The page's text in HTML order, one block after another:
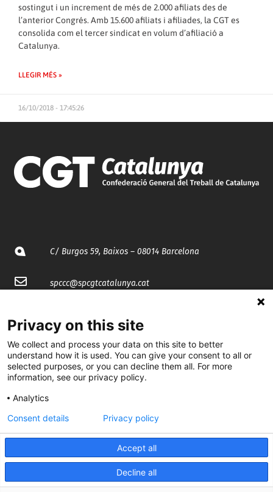
sostingut i un increment de més de 2.000 afiliats des de
l’anterior Congrés. Amb 15.600 afiliats i afiliades, la CGT es
consolida com el tercer sindicat en volum d’afiliació a
Catalunya.
LLEGIR MÉS »
16/10/2018 - 17:45:26
C/ Burgos 59, Baixos – 08014 Barcelona
spccc@spcgtcatalunya.cat
@CGTCatalunya
cgtcatalunya
CGTCatalunya
cgtcatalunya
Desenvolupat per
Privacy on this site
We collect and process your data on this site to better
understand how it is used. You can give your consent to all or
selected purposes, or you can decline them all. For more
information, see our privacy policy.
Analytics
Accept all
Decline all
Consent details Privacy policy